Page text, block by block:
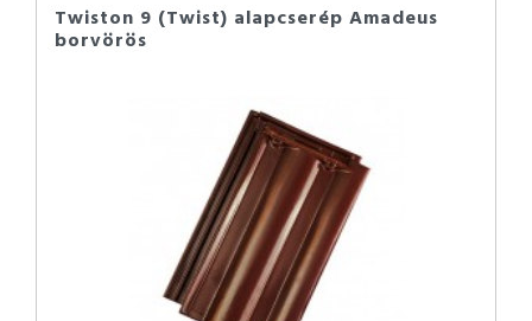
Twiston 9 (Twist) alapcserép Amadeus
borvörös